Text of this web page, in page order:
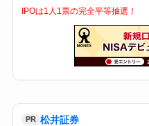
IPOは1人1票の完全平等抽選！
PR 松井証券